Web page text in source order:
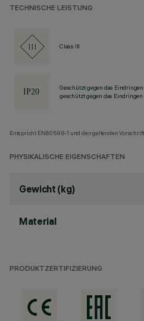
TECHNISCHE LEISTUNG
Class III
Geschützt gegen das
geschützt gegen das
Entspricht EN60598-1 und den geltenden
PHYSIKALISCHE EIGENSCHAFTEN
Gewicht (kg)
Material
PRODUKTZERTIFIZIERUNG